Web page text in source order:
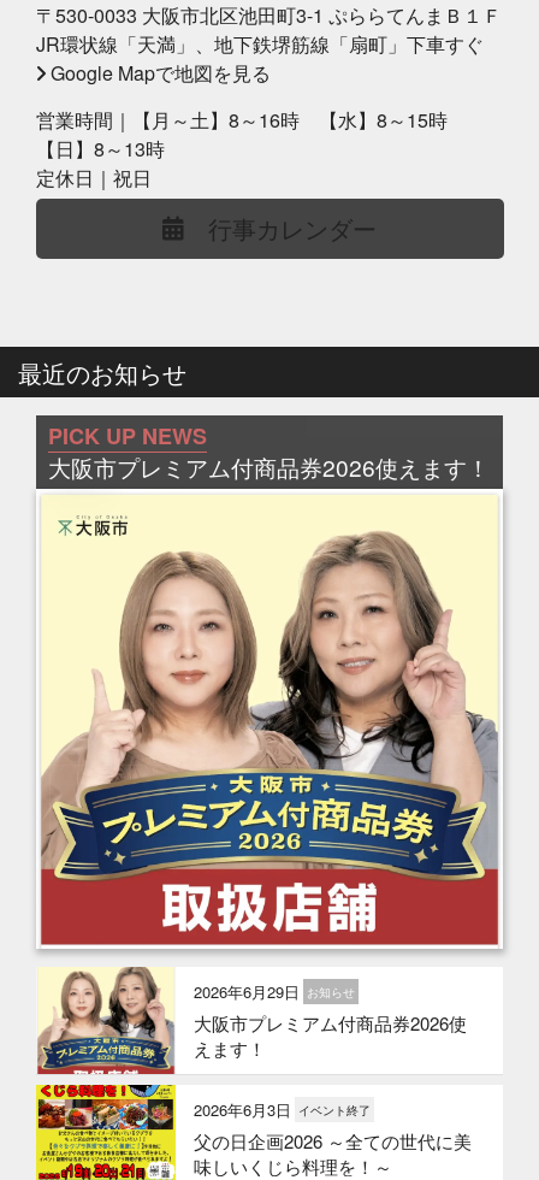
〒530-0033 大阪市北区池田町3-1 ぷららてんまＢ１Ｆ
JR環状線「天満」、地下鉄堺筋線「扇町」下車すぐ
Google Mapで地図を見る
営業時間｜【月～土】8～16時 【水】8～15時
【日】8～13時
定休日｜祝日
行事カレンダー
最近のお知らせ
PICK UP NEWS
大阪市プレミアム付商品券2026使えます！
2026年6月29日 お知らせ
大阪市プレミアム付商品券2026使
えます！
2026年6月3日 イベント終了
父の日企画2026 ～全ての世代に美
味しいくじら料理を！～